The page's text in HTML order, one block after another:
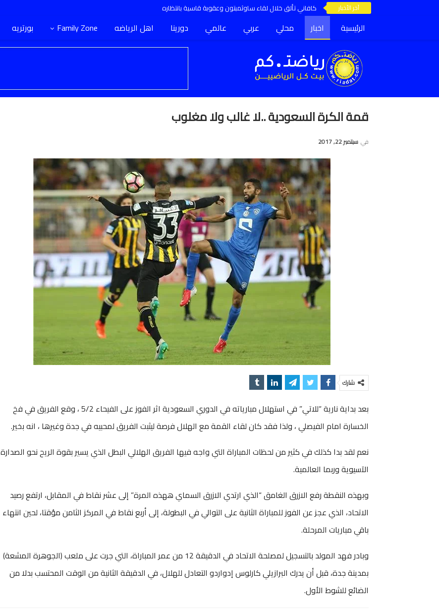
آخر الأخبار كافاني تألق خلال لقاء ساوثمبتون وعقوبة قاسية بانتظاره
الرئيسية اخبار محلي عربي عالمي دورينا اهل الرياضه Family Zone بورتريه
قمة الكرة السعودية ..لا غالب ولا مغلوب
في سبتمبر 22, 2017
شارك
بعد بداية نارية “للاتي” في استهلال مبارياته في الدوري السعودية اثر الفوز على الفيحاء 5/2 ، وقع الفريق في فخ
الخسارة امام الفيصلي ، ولذا فقد كان لقاء القمة مع الهلال فرصة ليثبت الفريق لمحبيه في جدة وغيرها ، انه بخير.
نعم لقد بدا كذلك في كثير من لحظات المباراة التي واجه فيها الفريق الهلالي البطل الذي يسير بقوة الريح نحو الصدارة
الآسيوية وربما العالمية.
وبهذه النقطة رفع الازرق الغامق “الذي ارتدي الازرق السماي ههذه المرة” إلى عشر نقاط في المقابل، ارتفع رصيد
الاتحاد، الذي عجز عن الفوز للمباراة الثانية على التوالي في البطولة، إلى أربع نقاط في المركز الثامن مؤقتا، لحين انتهاء
باقي مباريات المرحلة.
وبادر فهد المولد بالتسجيل لمصلحة الاتحاد في الدقيقة 12 من عمر المباراة، التي جرت على ملعب (الجوهرة المشعة)
بمدينة جدة، قبل أن يدرك البرازيلي كارلوس إدواردو التعادل للهلال، في الدقيقة الثانية من الوقت المحتسب بدلا من
الضائع للشوط الأول.